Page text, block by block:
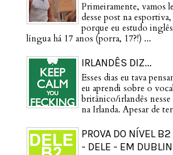
Primeiramente, vamos
desse post na
porque eu estudo
língua há 17 anos (porra, 17?!) ...
IRLANDÊS DIZ...
Esses dias eu tava
eu aprendi sobre o
britânico/irlandês
na Irlanda. Apesar de
PROVA DO NÍVEL
- DELE - EM DUBLIN